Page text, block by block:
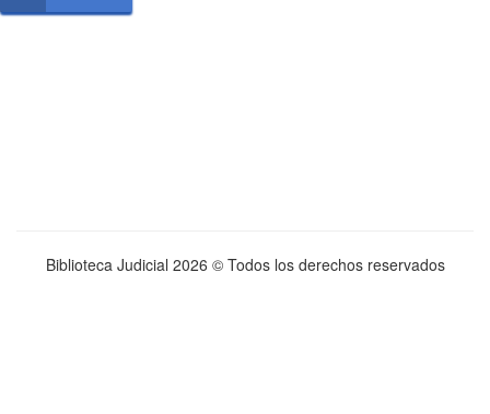
Biblioteca Judicial 2026 © Todos los derechos reservados